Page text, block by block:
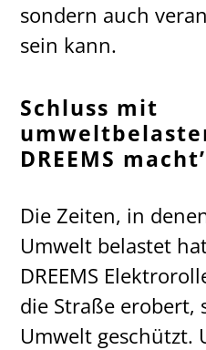
sondern auch
sein kann.
Schluss mit
DREEMS
Die Zeiten, in
Umwelt belastet
DREEMS
die Straße erobert,
Umwelt geschützt.